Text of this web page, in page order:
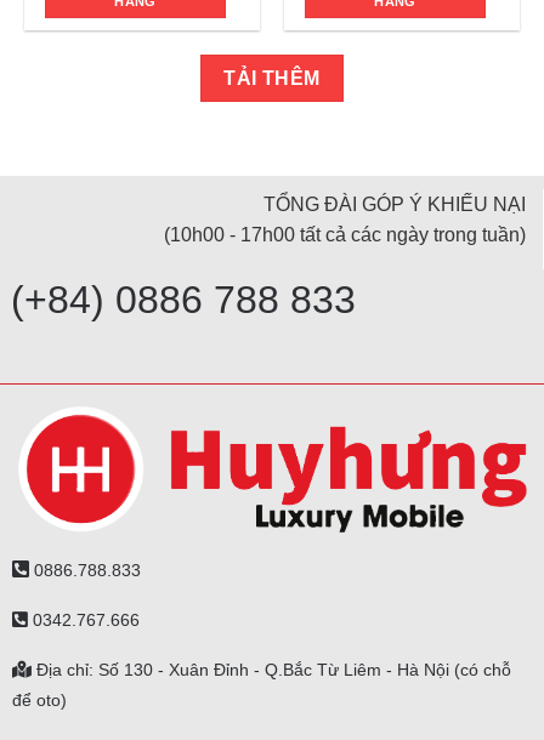
TẢI THÊM
TỔNG ĐÀI GÓP Ý KHIẾU NẠI
(10h00 - 17h00 tất cả các ngày trong tuần)
(+84) 0886 788 833
0886.788.833
0342.767.666
Địa chỉ: Số 130 - Xuân Đỉnh - Q.Bắc Từ Liêm - Hà Nội (có chỗ
để oto)